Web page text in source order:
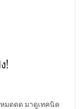
!
หมดดด มาดูเทคนิค